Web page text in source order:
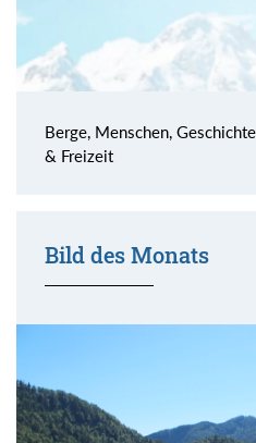
Berge, Menschen,
& Freizeit
Bild des Monats